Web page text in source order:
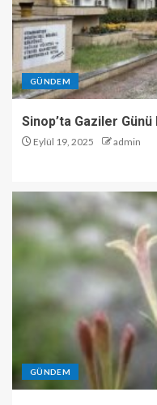
GÜNDEM
Sinop’ta Gaziler
Eylül 19, 2025 admin
GÜNDEM